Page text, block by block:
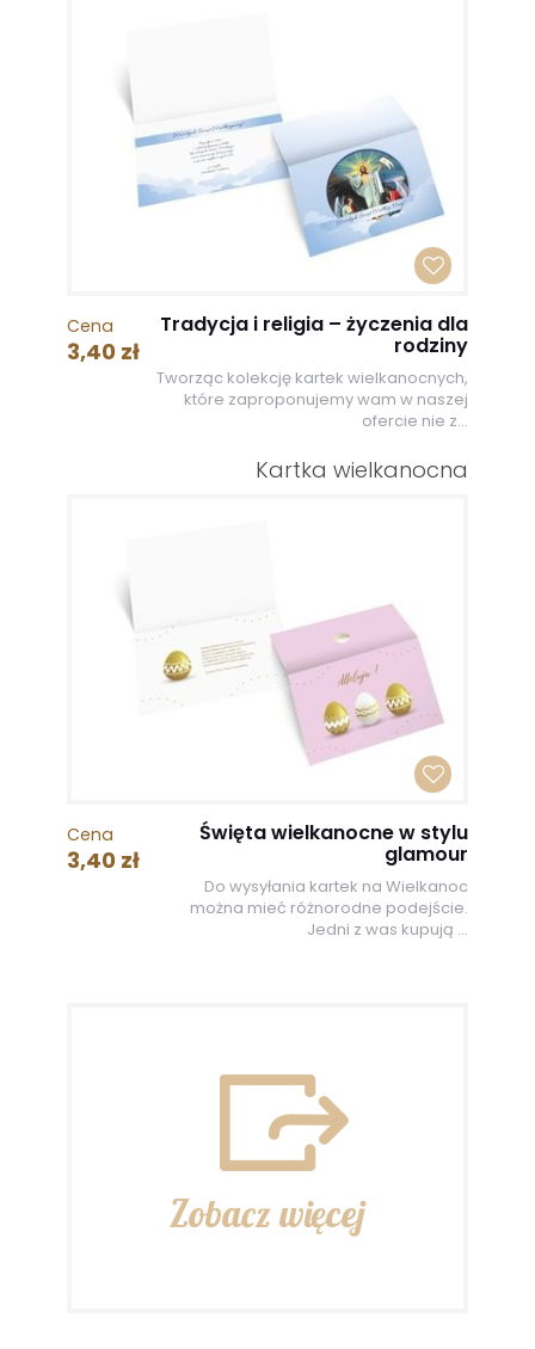
Cena
3,40 zł
Tradycja i religia – życzenia dla
rodziny
Tworząc kolekcję kartek wielkanocnych,
które zaproponujemy wam w naszej
ofercie nie z...
Kartka wielkanocna
Cena
3,40 zł
Święta wielkanocne w stylu
glamour
Do wysyłania kartek na Wielkanoc
można mieć różnorodne podejście.
Jedni z was kupują ...
Zobacz więcej